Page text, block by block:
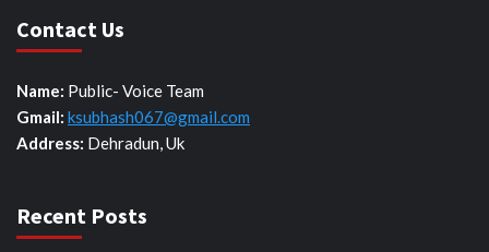
Contact Us
Name: Public- Voice Team
Gmail: ksubhash067@gmail.com
Address: Dehradun, Uk
Recent Posts